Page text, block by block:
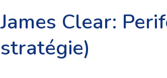
James Clear:
stratégie)